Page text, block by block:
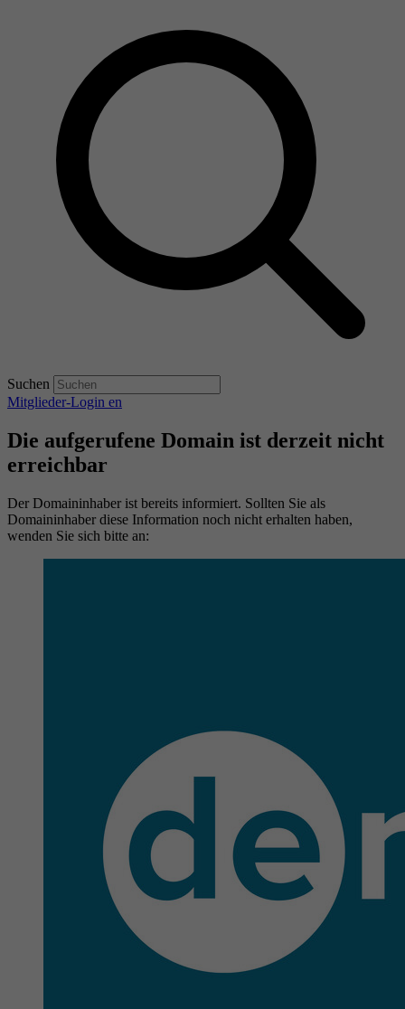
Suchen
Mitglieder-Login en
Die aufgerufene Domain ist derzeit nicht
erreichbar
Der Domaininhaber ist bereits informiert. Sollten Sie als
Domaininhaber diese Information noch nicht erhalten haben,
wenden Sie sich bitte an: